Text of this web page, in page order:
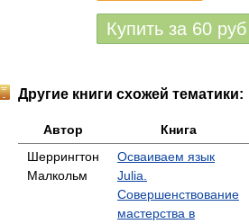
Купить за 60 руб
Другие книги схожей тематики:
Автор Книга
Шеррингтон
Малкольм
Осваиваем язык
Julia.
Совершенствование
мастерства в